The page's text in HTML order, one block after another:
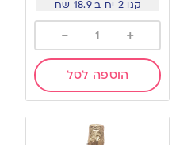
קנו 2 יח ב 18.9 שח
+
-
הוספה לסל